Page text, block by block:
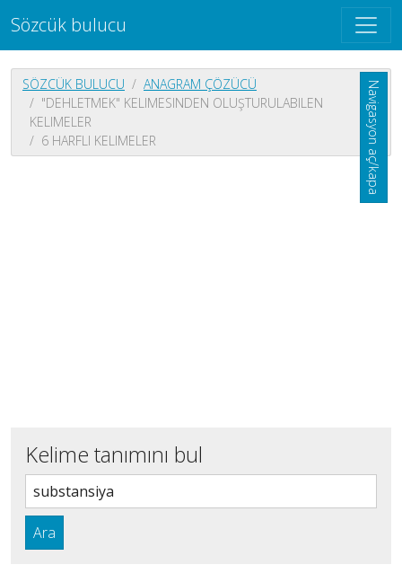
Sözcük bulucu
Navigasyon aç/kapa
SÖZCÜK BULUCU
ANAGRAM ÇÖZÜCÜ
"DEHLETMEK" KELIMESINDEN OLUŞTURULABILEN
KELIMELER
6 HARFLI KELIMELER
Kelime tanımını bul
Ara